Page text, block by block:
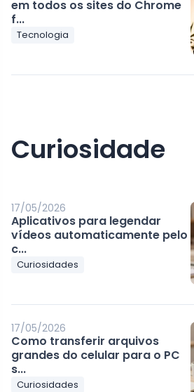
em todos os sites do Chrome
f...
Tecnologia
Curiosidade
17/05/2026
Aplicativos para legendar
vídeos automaticamente pelo
c...
Curiosidades
17/05/2026
Como transferir arquivos
grandes do celular para o PC
s...
Curiosidades